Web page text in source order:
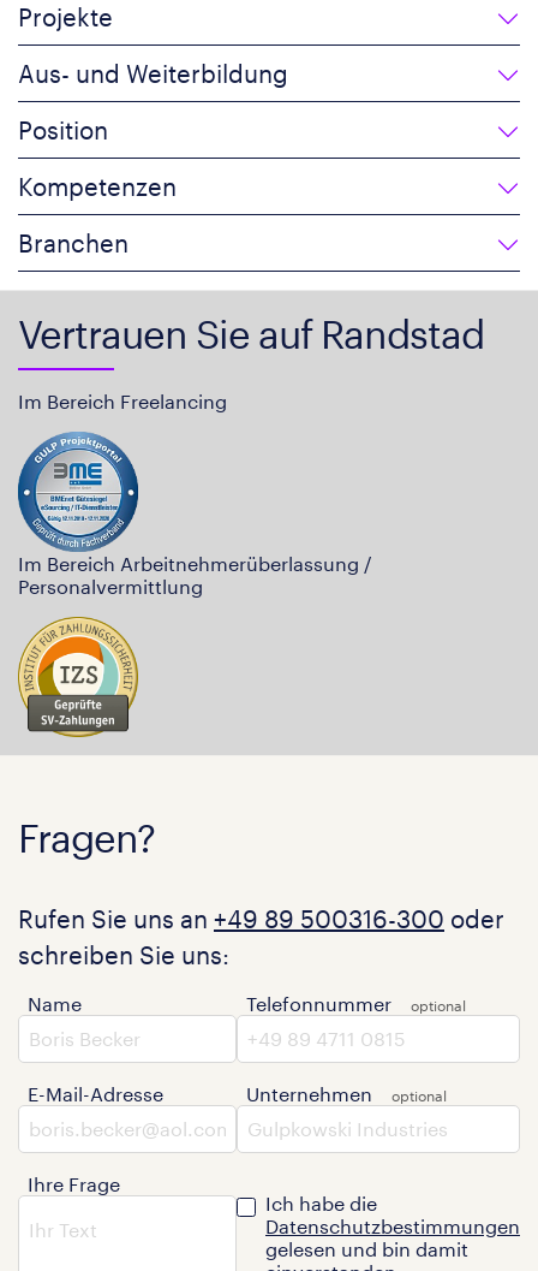
Projekte
Aus- und Weiterbildung
Position
Kompetenzen
Branchen
Vertrauen Sie auf Randstad
Im Bereich Freelancing
Im Bereich Arbeitnehmerüberlassung /
Personalvermittlung
Fragen?
Rufen Sie uns an +49 89 500316-300 oder
schreiben Sie uns:
Name
E-Mail-Adresse
Ihre Frage
Telefonnummer
Unternehmen
Ich habe die
Datenschutzbestimmungen
gelesen und bin damit